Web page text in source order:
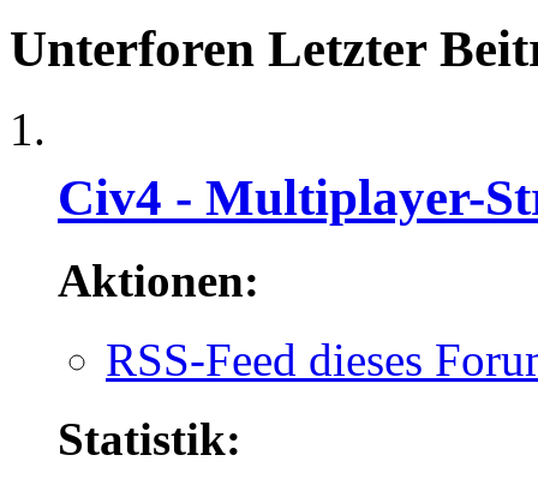
Unterforen Letzter
Civ4 - Multiplayer-
Aktionen:
RSS-Feed dieses
Statistik: